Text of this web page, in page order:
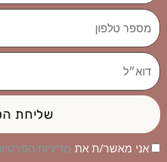
מלא
מספר
טלפון
דוא״ל
אני מאשר/ת אתמדיניות
שליחת